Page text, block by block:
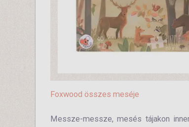
Foxwood összes meséje
Messze-messze, mesés tájakon